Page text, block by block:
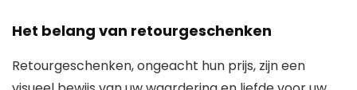
Het belang van retourgeschenken
Retourgeschenken, ongeacht hun prijs, zijn een